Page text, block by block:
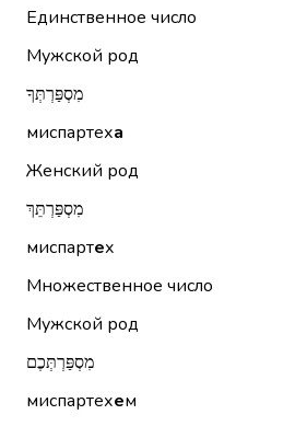
Единственное число
Мужской род
מִסְפַּרְתְּךָ
миспартеха
Женский род
מִסְפַּרְתֵּךְ
миспартех
Множественное число
Мужской род
מִסְפַּרְתְּכֶם
миспартехем